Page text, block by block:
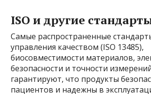
ISO и другие
Самые распространенные
управления качеством (ISO 13485),
биосовместимости материалов,
безопасности и точности
гарантируют, что продукты
пациентов и надежны в